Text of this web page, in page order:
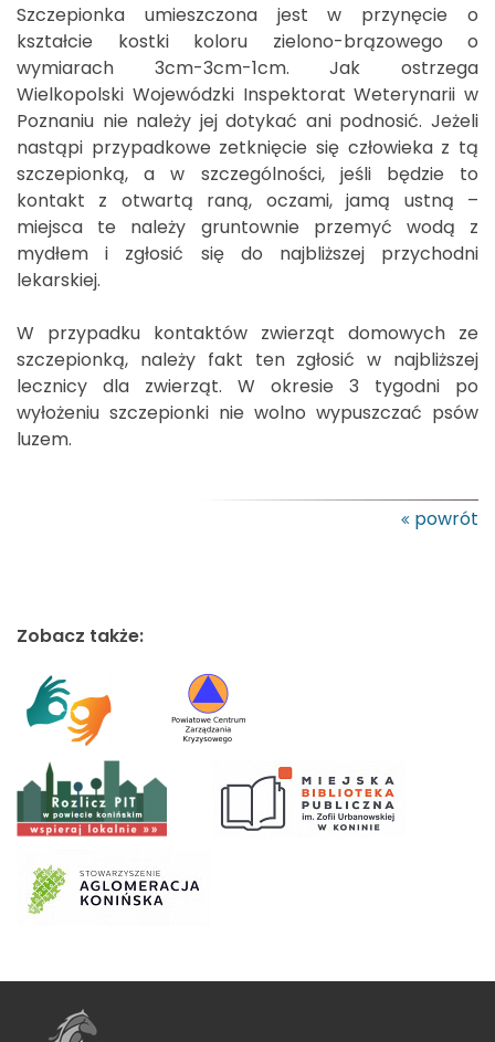
Szczepionka umieszczona jest w przynęcie o
kształcie kostki koloru zielono-brązowego o
wymiarach 3cm-3cm-1cm. Jak ostrzega
Wielkopolski Wojewódzki Inspektorat Weterynarii w
Poznaniu nie należy jej dotykać ani podnosić. Jeżeli
nastąpi przypadkowe zetknięcie się człowieka z tą
szczepionką, a w szczególności, jeśli będzie to
kontakt z otwartą raną, oczami, jamą ustną –
miejsca te należy gruntownie przemyć wodą z
mydłem i zgłosić się do najbliższej przychodni
lekarskiej.
W przypadku kontaktów zwierząt domowych ze
szczepionką, należy fakt ten zgłosić w najbliższej
lecznicy dla zwierząt. W okresie 3 tygodni po
wyłożeniu szczepionki nie wolno wypuszczać psów
luzem.
powrót
Zobacz także: